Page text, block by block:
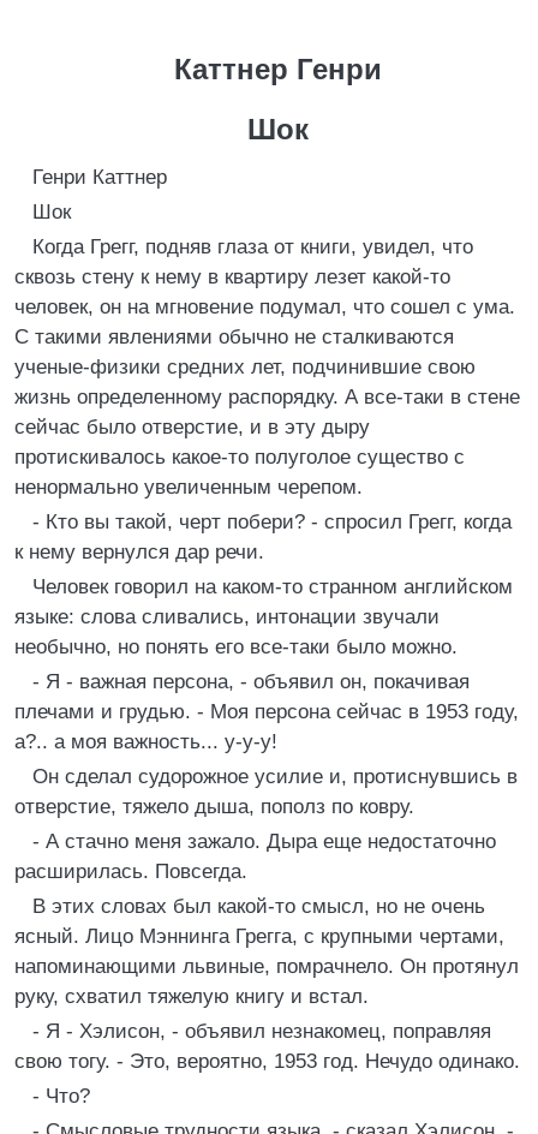
Каттнер Генри
Шок
Генри Каттнер
Шок
Когда Грегг, подняв глаза от книги, увидел, что
сквозь стену к нему в квартиру лезет какой-то
человек, он на мгновение подумал, что сошел с ума.
С такими явлениями обычно не сталкиваются
ученые-физики средних лет, подчинившие свою
жизнь определенному распорядку. А все-таки в стене
сейчас было отверстие, и в эту дыру
протискивалось какое-то полуголое существо с
ненормально увеличенным черепом.
- Кто вы такой, черт побери? - спросил Грегг, когда
к нему вернулся дар речи.
Человек говорил на каком-то странном английском
языке: слова сливались, интонации звучали
необычно, но понять его все-таки было можно.
- Я - важная персона, - объявил он, покачивая
плечами и грудью. - Моя персона сейчас в 1953 году,
а?.. а моя важность... у-у-у!
Он сделал судорожное усилие и, протиснувшись в
отверстие, тяжело дыша, пополз по ковру.
- А стачно меня зажало. Дыра еще недостаточно
расширилась. Повсегда.
В этих словах был какой-то смысл, но не очень
ясный. Лицо Мэннинга Грегга, с крупными чертами,
напоминающими львиные, помрачнело. Он протянул
руку, схватил тяжелую книгу и встал.
- Я - Хэлисон, - объявил незнакомец, поправляя
свою тогу. - Это, вероятно, 1953 год. Нечудо одинако.
- Что?